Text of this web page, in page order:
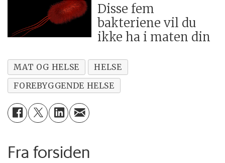
Disse fem
bakteriene vil du
ikke ha i maten din
MAT OG HELSE
HELSE
FOREBYGGENDE HELSE
Fra forsiden